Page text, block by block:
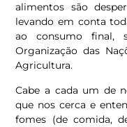
alimentos são
levando em conta
ao consumo final,
Organização das
Agricultura.
Cabe a cada um de
que nos cerca e
fomes (de comida,